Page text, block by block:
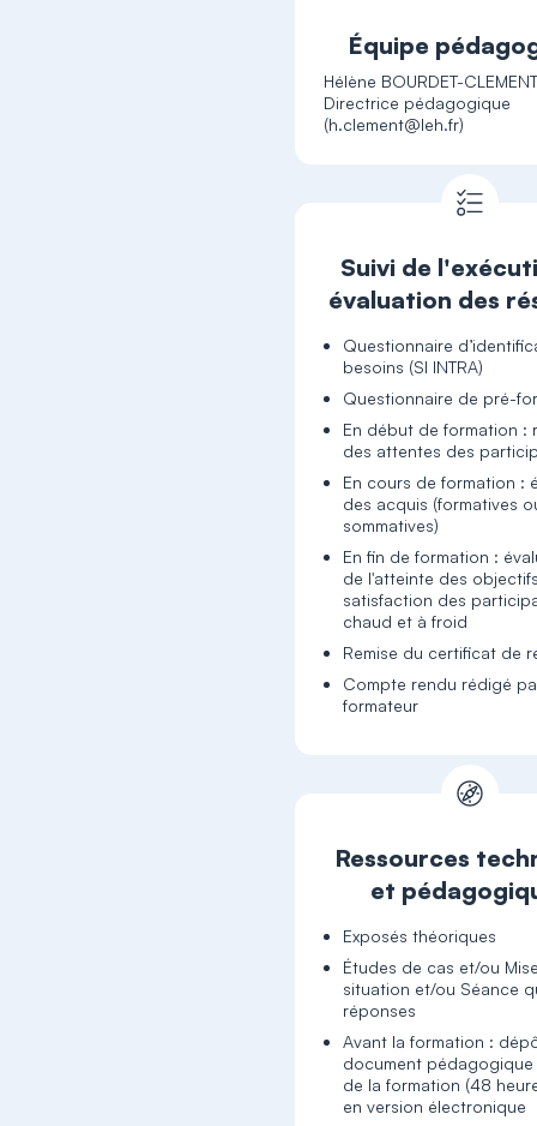
Équipe
Hélène BOURDET-
Directrice pédagogique
Suivi de
évaluation des
Questionnaire
besoins (SI INTRA)
Questionnaire de pré-
En début de formation :
des attentes des
En cours de formation :
des acquis (formatives
sommatives)
En fin de formation :
de l'atteinte des
satisfaction des
chaud et à froid
Remise du certificat de
Compte rendu rédigé
formateur
Ressources
et
Exposés théoriques
Études de cas et/ou
situation et/ou Séance
réponses
Avant la formation :
document
de la formation (48
en version électronique